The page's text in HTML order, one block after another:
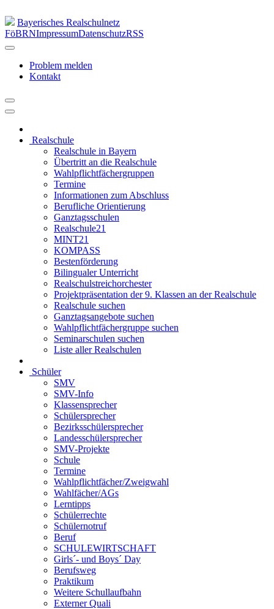
Bayerisches Realschulnetz
FöBRNImpressumDatenschutzRSS
Problem melden
Kontakt
Realschule
Realschule in Bayern
Übertritt an die Realschule
Wahlpflichtfächergruppen
Termine
Informationen zum Abschluss
Berufliche Orientierung
Ganztagsschulen
Realschule21
MINT21
KOMPASS
Bestenförderung
Bilingualer Unterricht
Realschulstreichorchester
Projektpräsentation der 9. Klassen an der Realschule
Realschule suchen
Ganztagsangebote suchen
Wahlpflichtfächergruppe suchen
Seminarschulen suchen
Liste aller Realschulen
Schüler
SMV
SMV-Info
Klassensprecher
Schülersprecher
Bezirksschülersprecher
Landesschülersprecher
SMV-Projekte
Schule
Termine
Wahlpflichtfächer/Zweigwahl
Wahlfächer/AGs
Lerntipps
Schülerrechte
Schülernotruf
Beruf
SCHULEWIRTSCHAFT
Girls´- und Boys´ Day
Berufsweg
Praktikum
Weitere Schullaufbahn
Externer Quali